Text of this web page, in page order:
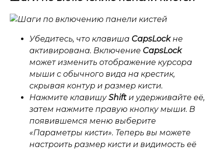
Убедитесь, что клавиша CapsLockне
активирована. Включение CapsLock
может изменить отображение курсора
мыши с обычного вида на крестик,
скрывая контур и размер кисти.
Нажмите клавишуShift и удерживайте её,
затем нажмите правую кнопку мыши. В
появившемся меню выберите
«Параметры кисти». Теперь вы можете
настроить размер кисти и видимость её